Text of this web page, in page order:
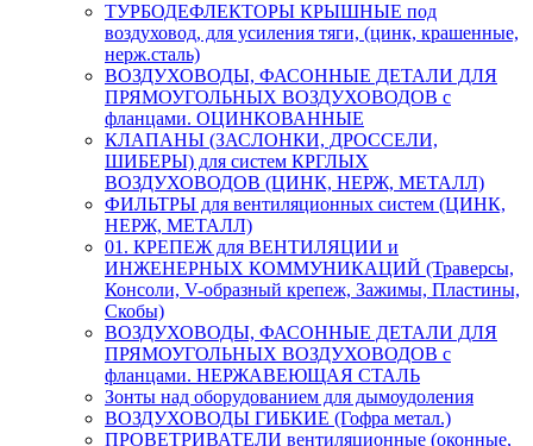
ТУРБОДЕФЛЕКТОРЫ КРЫШНЫЕ под
воздуховод, для усиления тяги, (цинк, крашенные,
нерж.сталь)
ВОЗДУХОВОДЫ, ФАСОННЫЕ ДЕТАЛИ ДЛЯ
ПРЯМОУГОЛЬНЫХ ВОЗДУХОВОДОВ с
фланцами. ОЦИНКОВАННЫЕ
КЛАПАНЫ (ЗАСЛОНКИ, ДРОССЕЛИ,
ШИБЕРЫ) для систем КРГЛЫХ
ВОЗДУХОВОДОВ (ЦИНК, НЕРЖ, МЕТАЛЛ)
ФИЛЬТРЫ для вентиляционных систем (ЦИНК,
НЕРЖ, МЕТАЛЛ)
01. КРЕПЕЖ для ВЕНТИЛЯЦИИ и
ИНЖЕНЕРНЫХ КОММУНИКАЦИЙ (Траверсы,
Консоли, V-образный крепеж, Зажимы, Пластины,
Скобы)
ВОЗДУХОВОДЫ, ФАСОННЫЕ ДЕТАЛИ ДЛЯ
ПРЯМОУГОЛЬНЫХ ВОЗДУХОВОДОВ с
фланцами. НЕРЖАВЕЮЩАЯ СТАЛЬ
Зонты над оборудованием для дымоудоления
ВОЗДУХОВОДЫ ГИБКИЕ (Гофра метал.)
ПРОВЕТРИВАТЕЛИ вентиляционные (оконные,